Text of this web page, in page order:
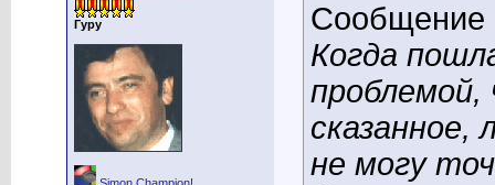
Гуру
Сообщение
Когда
проблемой,
сказанное,
не могу